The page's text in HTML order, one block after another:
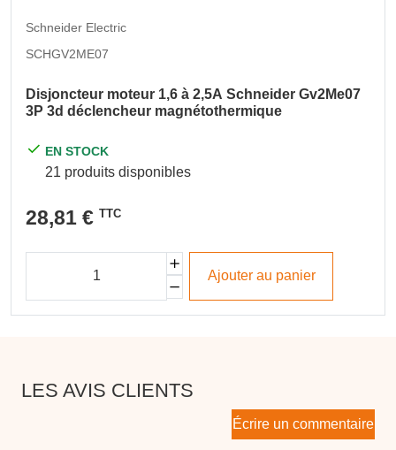
Schneider Electric
SCHGV2ME07
Disjoncteur moteur 1,6 à 2,5A Schneider Gv2Me07
3P 3d déclencheur magnétothermique
EN STOCK
21 produits disponibles
28,81 € TTC
Ajouter au panier
LES AVIS CLIENTS
Écrire un commentaire